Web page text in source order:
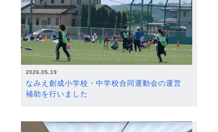
2026.05.19
なみえ創成小学校・中学校合同運動会の運営
補助を行いました